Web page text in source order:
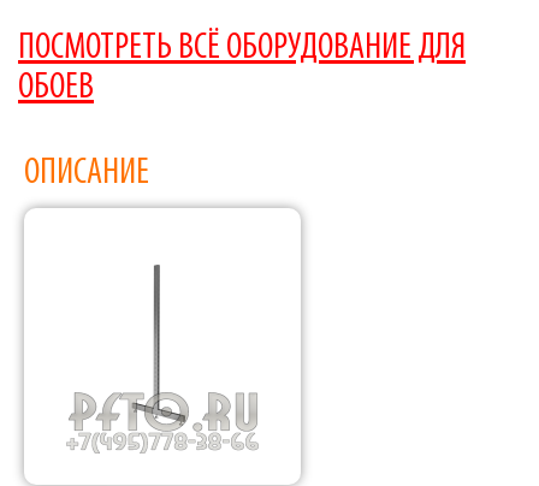
Фабрика торгового оборудования
ПОСМОТРЕТЬ ВСЁ ОБОРУДОВАНИЕ ДЛЯ
ОБОЕВ
ОПИСАНИЕ